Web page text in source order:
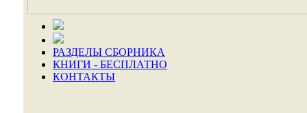
РАЗДЕЛЫ СБОРНИКА
КНИГИ - БЕСПЛАТНО
КОНТАКТЫ